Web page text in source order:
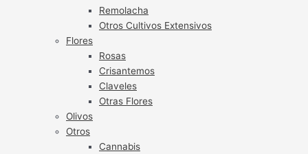
Remolacha
Otros Cultivos Extensivos
Flores
Rosas
Crisantemos
Claveles
Otras Flores
Olivos
Otros
Cannabis